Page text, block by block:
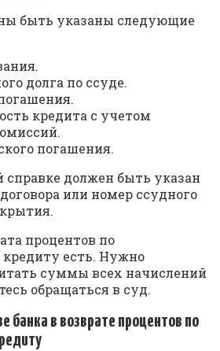
быть указаны следующие
долга по ссуде.
кредита с учетом
погашения.
справке должен быть указан
или номер ссудного
процентов по
кредиту есть. Нужно
суммы всех начислений
обращаться в суд.
банка в возврате процентов по